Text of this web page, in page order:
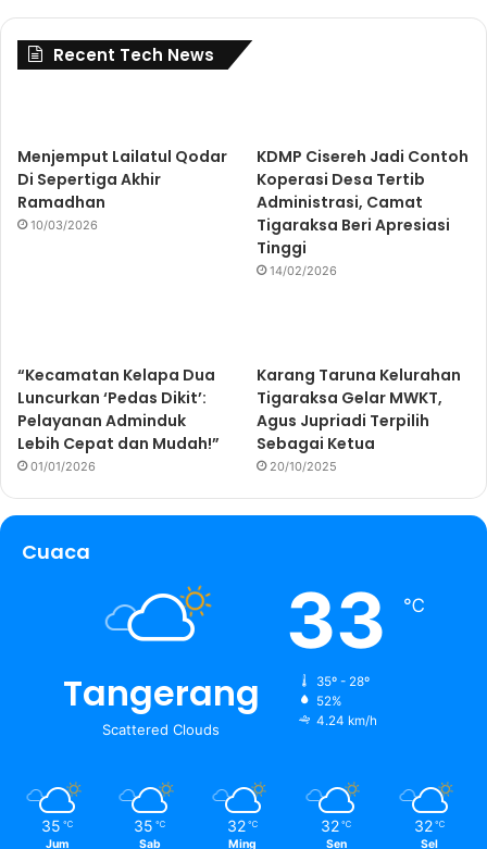
Recent Tech News
Menjemput Lailatul Qodar
Di Sepertiga Akhir
Ramadhan
10/03/2026
KDMP Cisereh Jadi Contoh
Koperasi Desa Tertib
Administrasi, Camat
Tigaraksa Beri Apresiasi
Tinggi
14/02/2026
“Kecamatan Kelapa Dua
Luncurkan ‘Pedas Dikit’:
Pelayanan Adminduk
Lebih Cepat dan Mudah!”
01/01/2026
Karang Taruna Kelurahan
Tigaraksa Gelar MWKT,
Agus Jupriadi Terpilih
Sebagai Ketua
20/10/2025
Cuaca
Tangerang
Scattered Clouds
33 ℃
35º - 28º
52%
4.24 km/h
35 ℃
Jum
35 ℃
Sab
32 ℃
Ming
32 ℃
Sen
32 ℃
Sel